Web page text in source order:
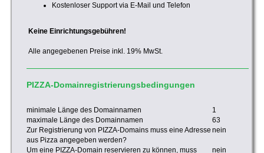
Kostenloser Support via E-Mail und Telefon
Keine Einrichtungsgebühren!
Alle angegebenen Preise inkl. 19% MwSt.
PIZZA-Domainregistrierungsbedingungen
minimale Länge des Domainnamen
1
maximale Länge des Domainnamen
63
Zur Registrierung von PIZZA-Domains muss eine Adresse
aus Pizza angegeben werden?
nein
Um eine PIZZA-Domain reservieren zu können, muss
nein